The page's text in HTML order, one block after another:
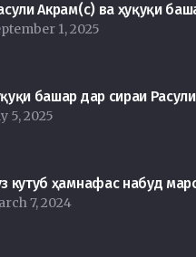
Акрам(с) ва ҳуқуқи
1, 2025
башар дар сираи
5, 2025
кутуб ҳамнафас набуд
7, 2024